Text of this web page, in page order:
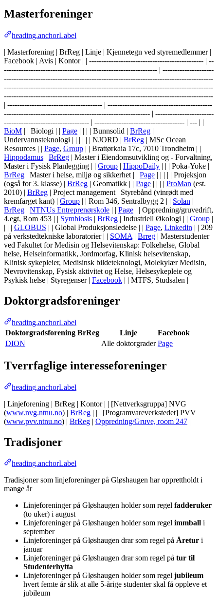
Masterforeninger
heading.anchorLabel
| Masterforening | BrReg | Linje | Kjennetegn ved styremedlemmer |
Facebook | Avis | Kontor | | ----------------------------------------------- | --
--------------------------------------------------------------- | ---------------------
--------------------------------------------------------------------------------------
--------------------------------------------------------------------------------------
--------------------------------------------------------------------------------------
| --------------------------------------- | -------------------------------------------
------------------------------------------------------------ | ------------------------
----------------------------------- | ------------------------------------- | --- | |
BioM | | Biologi | | Page | | | | Bunnsolid | BrReg |
Undervannsteknologi | | | | | | NJORD | BrReg | MSc Ocean
Resources | | Page, Group | | Brattørkaia 17c, 7010 Trondheim | |
Hippodamus | BrReg | Master i Eiendomsutvikling og - Forvaltning,
Master i Fysisk Planlegging | | Group | HippoDaily | | | Poka-Yoke |
BrReg | Master i helse, miljø og sikkerhet | | Page | | | | | Projeksjon
(også for 3. klasse) | BrReg | Geomatikk | | Page | | | | ProMan (est.
2010) | BrReg | Project management | Styrebånd (vinrødt med
kremfarget kant) | Group | | Rom 346, Sentralbygg 2 | | Solan |
BrReg | NTNUs Entreprenørskole | | Page | | Oppredning/gruvedrift,
4.egt, Rom 453 | | Symbiosis | BrReg | Industriell Økologi | | Group |
| | | GLOBUS | | Global Produksjonsledelse | | Page, Linkedin | | 209
på verkstedtekniske laboratorier | | SOMA | Brreg | Masterstudenter
ved Fakultet for Medisin og Helsevitenskap: Folkehelse, Global
helse, Helseinformatikk, Jordmorfag, Klinisk helsevitenskap,
Klinisk sykepleier, Medisinsk bildeteknologi, Molekylær Medisin,
Nevrovitenskap, Fysisk aktivitet og Helse, Helsesykepleie og
Psykisk helse | Styregenser | Facebook | | MTFS, Studsalen |
Doktorgradsforeninger
heading.anchorLabel
Doktorgradsforening BrReg Linje
Facebook
DION
Alle doktorgrader Page
Tverrfaglige interesseforeninger
heading.anchorLabel
| Linjeforening | BrReg | Kontor | | [Nettverksgruppa] NVG
(www.nvg.ntnu.no) | BrReg | | | [Programvareverkstedet] PVV
(www.pvv.ntnu.no) | BrReg | Oppredning/Gruve, room 247 |
Tradisjoner
heading.anchorLabel
Tradisjoner som linjeforeninger på Gløshaugen har opprettholdt i
mange år
Linjeforeninger på Gløshaugen holder som regel fadderuker
(to uker) i august
Linjeforeninger på Gløshaugen holder som regel immball i
september
Linjeforeninger på Gløshaugen drar som regel på Åretur i
januar
Linjeforeninger på Gløshaugen drar som regel på tur til
Studenterhytta
Linjeforeninger på Gløshaugen holder som regel jubileum
hvert femte år slik at alle 5-årige studenter skal få oppleve et
jubileum